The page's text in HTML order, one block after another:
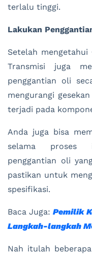
terlalu tinggi.
Lakukan
Setelah mengetahui
Transmisi juga
penggantian oli
mengurangi
terjadi pada
Anda juga bisa
selama proses
penggantian oli
pastikan untuk
spesifikasi.
Baca Juga: Pemilik
Langkah-langkah
Nah itulah